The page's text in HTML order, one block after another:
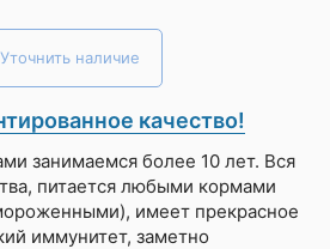
Уточнить наличие
качество!
занимаемся более 10 лет. Вся
питается любыми кормами
имеет прекрасное
иммунитет, заметно